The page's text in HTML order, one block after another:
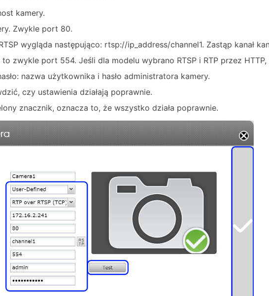
kamery.
Zwykle port 80.
wygląda następująco: rtsp://ip_address/channel1. Zastąp kanał
to zwykle port 554. Jeśli dla modelu wybrano RTSP i RTP przez
nazwa użytkownika i hasło administratora kamery.
czy ustawienia działają poprawnie.
znacznik, oznacza to, że wszystko działa poprawnie.